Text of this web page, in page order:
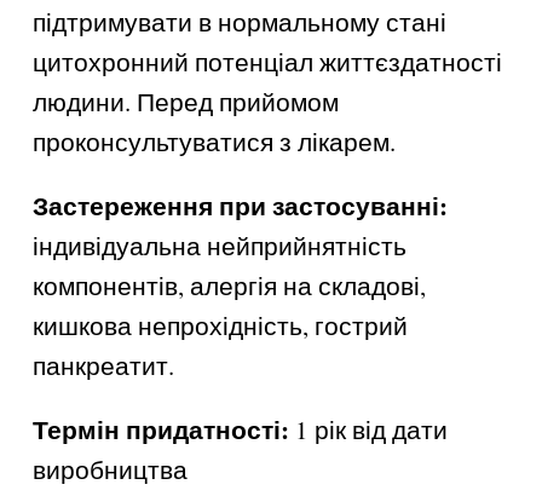
підтримувати в нормальному стані
цитохронний потенціал життєздатності
людини. Перед прийомом
проконсультуватися з лікарем.
Застереження при застосуванні:
індивідуальна нейприйнятність
компонентів, алергія на складові,
кишкова непрохідність, гострий
панкреатит.
Термін придатності: 1 рік від дати
виробництва